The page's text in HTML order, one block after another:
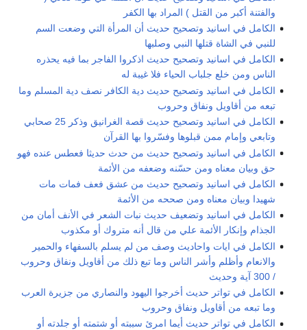
والفتنة أكبر من القتل ) المراد بها الكفر
الكامل في اسانيد وتصحيح حديث أن المرأة التي وضعت السم
للنبي في الشاة قتلها النبي وصلبها
الكامل في اسانيد وتصحيح حديث اذكروا الفاجر بما فيه يحذره
الناس ومن خلع جلباب الحياء فلا غيبة له
الكامل في اسانيد وتصحيح حديث دية الكافر نصف دية المسلم وما
تبعه من أقاويل ونفاق وحروب
الكامل في اسانيد وتصحيح حديث قصة الغرانيق وذكر 25 صحابي
وتابعي وإمام ممن قبلوها وفسّروا بها القرآن
الكامل في اسانيد وتصحيح حديث من حدث حديثا فعطس عنده فهو
حق وبيان معناه ومن حسّنه وضعفه من الأئمة
الكامل في اسانيد وتصحيح حديث من عشق فعف فمات مات
شهيدا وبيان معناه ومن صححه من الأئمة
الكامل في اسانيد وتضعيف حديث نبات الشعر في الأنف أمان من
الجذام وإنكار الأئمة علي من قال أنه متروك أو مكذوب
الكامل في ايات واحاديث وصف من لم يسلم بالسفهاء والحمير
والانعام وأظلم وأشر الناس وما تبع ذلك من أقاويل ونفاق وحروب
/ 300 آية وحديث
الكامل في تواتر حديث أخرجوا اليهود والنصاري من جزيرة العرب
وما تبعه من أقاويل ونفاق وحروب
الكامل في تواتر حديث أيما امرئ سببته أو شتمته أو جلدته أو